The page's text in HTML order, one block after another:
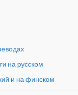
на русском
и на финском